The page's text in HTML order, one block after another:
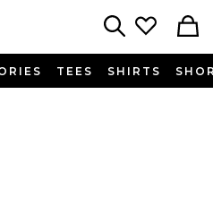
TEES SHIRTS